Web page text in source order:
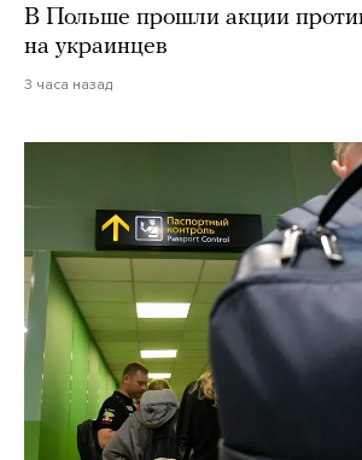
В Польше прошли акции
на украинцев
3 часа назад